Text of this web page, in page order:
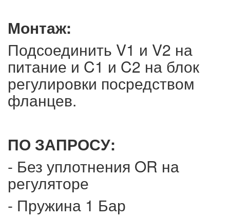
Монтаж:
Подсоединить V1 и V2 на
питание и C1 и C2 на блок
регулировки посредством
фланцев.
ПО ЗАПРОСУ:
- Без уплотнения OR на
регуляторе
- Пружина 1 Бар